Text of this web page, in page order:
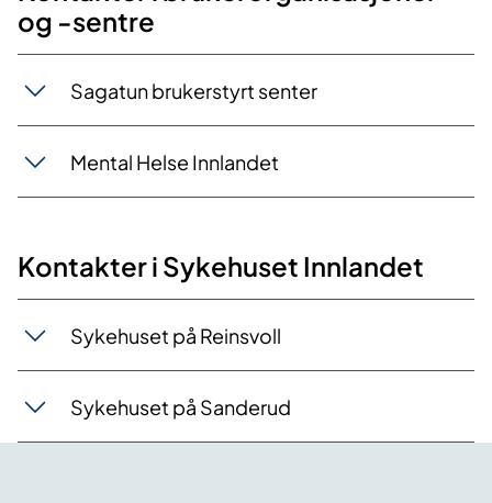
og -sentre
Sagatun brukerstyrt senter
Mental Helse Innlandet
Kontakter i Sykehuset Innlandet
Sykehuset på Reinsvoll
Sykehuset på Sanderud